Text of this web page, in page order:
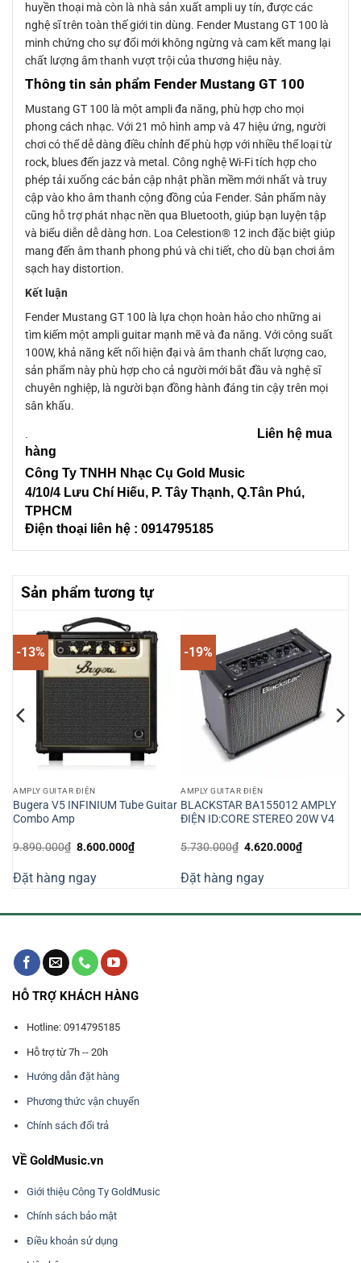
huyền thoại mà còn là nhà sản xuất ampli uy tín, được các
nghệ sĩ trên toàn thế giới tin dùng. Fender Mustang GT 100 là
minh chứng cho sự đổi mới không ngừng và cam kết mang lại
chất lượng âm thanh vượt trội của thương hiệu này.
Thông tin sản phẩm Fender Mustang GT 100
Mustang GT 100 là một ampli đa năng, phù hợp cho mọi
phong cách nhạc. Với 21 mô hình amp và 47 hiệu ứng, người
chơi có thể dễ dàng điều chỉnh để phù hợp với nhiều thể loại từ
rock, blues đến jazz và metal. Công nghệ Wi-Fi tích hợp cho
phép tải xuống các bản cập nhật phần mềm mới nhất và truy
cập vào kho âm thanh cộng đồng của Fender. Sản phẩm này
cũng hỗ trợ phát nhạc nền qua Bluetooth, giúp bạn luyện tập
và biểu diễn dễ dàng hơn. Loa Celestion® 12 inch đặc biệt giúp
mang đến âm thanh phong phú và chi tiết, cho dù bạn chơi âm
sạch hay distortion.
Kết luận
Fender Mustang GT 100 là lựa chọn hoàn hảo cho những ai
tìm kiếm một ampli guitar mạnh mẽ và đa năng. Với công suất
100W, khả năng kết nối hiện đại và âm thanh chất lượng cao,
sản phẩm này phù hợp cho cả người mới bắt đầu và nghệ sĩ
chuyên nghiệp, là người bạn đồng hành đáng tin cậy trên mọi
sân khấu.
Liên hệ mua
hàng
Công Ty TNHH Nhạc Cụ Gold Music
4/10/4 Lưu Chí Hiếu, P. Tây Thạnh, Q.Tân Phú,
TPHCM
Điện thoại liên hệ : 0914795185
Sản phẩm tương tự
-13%
AMPLY GUITAR ĐIỆN
Bugera V5 INFINIUM Tube Guitar
Combo Amp
9.890.000₫ Giá
9.890.000₫.
8.600.000₫Giá
hiện
8.600.000₫.
Đặt hàng ngay
-19%
AMPLY GUITAR ĐIỆN
BLACKSTAR BA155012 AMPLY
ĐIỆN ID:CORE STEREO 20W V4
5.730.000₫ Giá
5.730.000₫.
4.620.000₫Giá
hiện
Đặt hàng ngay
HỖ TRỢ KHÁCH HÀNG
Hotline: 0914795185
Hỗ trợ từ 7h -- 20h
Hướng dẫn đặt hàng
Phương thức vận chuyển
Chính sách đổi trả
VỀ GoldMusic.vn
Giới thiệu Công Ty GoldMusic
Chính sách bảo mật
Điều khoản sử dụng